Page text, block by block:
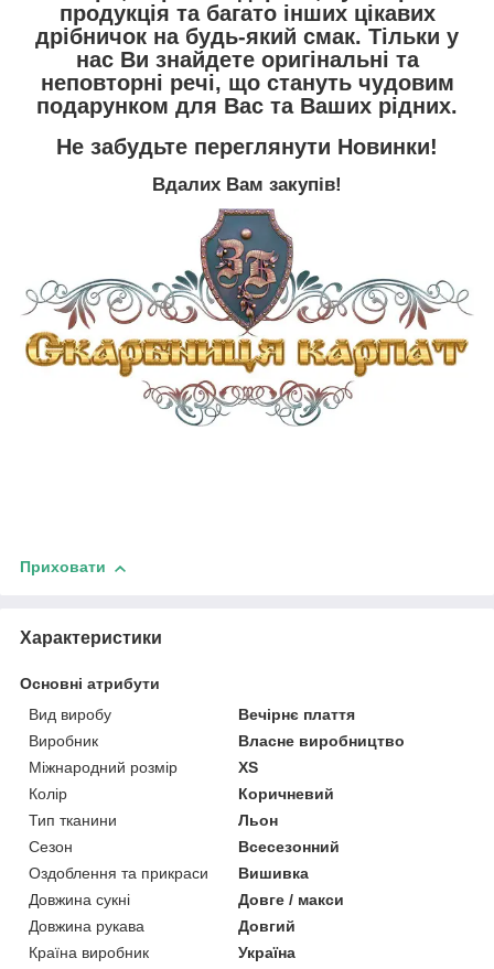
продукція та багато інших цікавих
дрібничок на будь-який смак. Тільки у
нас Ви знайдете оригінальні та
неповторні речі, що стануть чудовим
подарунком для Вас та Ваших рідних.
Не забудьте переглянути Новинки!
Вдалих Вам закупів!
Приховати
Характеристики
Основні атрибути
Вид виробу
Вечірнє плаття
Виробник
Власне виробництво
Міжнародний розмір
XS
Колір
Коричневий
Тип тканини
Льон
Сезон
Всесезонний
Оздоблення та прикраси
Вишивка
Довжина сукні
Довге / макси
Довжина рукава
Довгий
Країна виробник
Україна